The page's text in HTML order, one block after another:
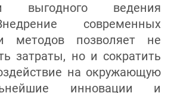
выгодного ведения
современных
методов позволяет не
затраты, но и сократить
на окружающую
инновации и